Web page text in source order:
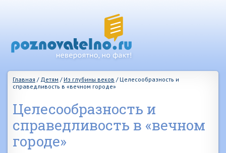
Главная / Детям / Из глубины веков / Целесообразность и
справедливость в «вечном городе»
Целесообразность и
справедливость в «вечном
городе»